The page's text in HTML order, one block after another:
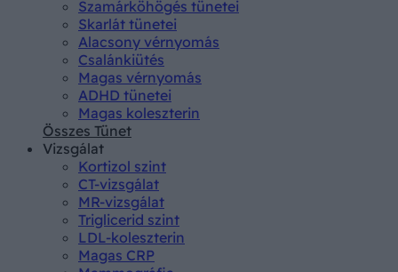
Szamárköhögés tünetei
Skarlát tünetei
Alacsony vérnyomás
Csalánkiütés
Magas vérnyomás
ADHD tünetei
Magas koleszterin
Összes Tünet
Vizsgálat
Kortizol szint
CT-vizsgálat
MR-vizsgálat
Triglicerid szint
LDL-koleszterin
Magas CRP